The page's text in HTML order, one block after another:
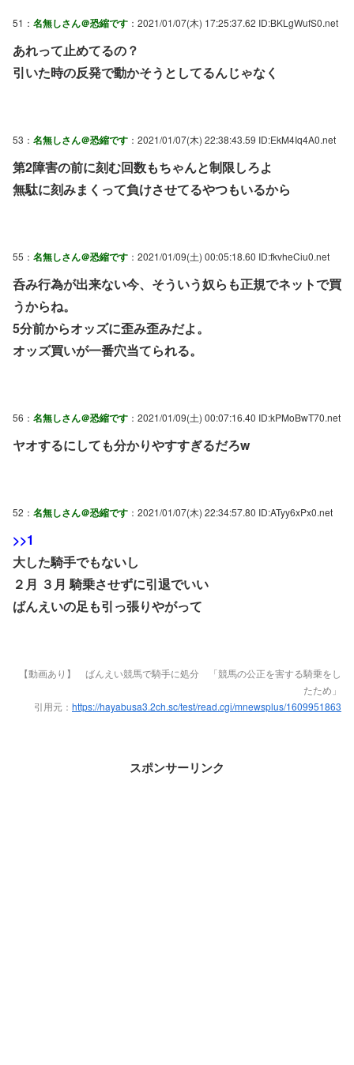
51： 名無しさん＠恐縮です ：2021/01/07(木) 17:25:37.62 ID:BKLgWufS0.net
あれって止めてるの？
引いた時の反発で動かそうとしてるんじゃなく
53： 名無しさん＠恐縮です ：2021/01/07(木) 22:38:43.59 ID:EkM4Iq4A0.net
第2障害の前に刻む回数もちゃんと制限しろよ
無駄に刻みまくって負けさせてるやつもいるから
55： 名無しさん＠恐縮です ：2021/01/09(土) 00:05:18.60 ID:fkvheCiu0.net
呑み行為が出来ない今、そういう奴らも正規でネットで買
うからね。
5分前からオッズに歪み歪みだよ。
オッズ買いが一番穴当てられる。
56： 名無しさん＠恐縮です ：2021/01/09(土) 00:07:16.40 ID:kPMoBwT70.net
ヤオするにしても分かりやすすぎるだろw
52： 名無しさん＠恐縮です ：2021/01/07(木) 22:34:57.80 ID:ATyy6xPx0.net
>>1
大した騎手でもないし
２月 ３月 騎乗させずに引退でいい
ばんえいの足も引っ張りやがって
【動画あり】 ばんえい競馬で騎手に処分 「競馬の公正を害する騎乗をし
たため」
引用元： https://hayabusa3.2ch.sc/test/read.cgi/mnewsplus/1609951863
スポンサーリンク